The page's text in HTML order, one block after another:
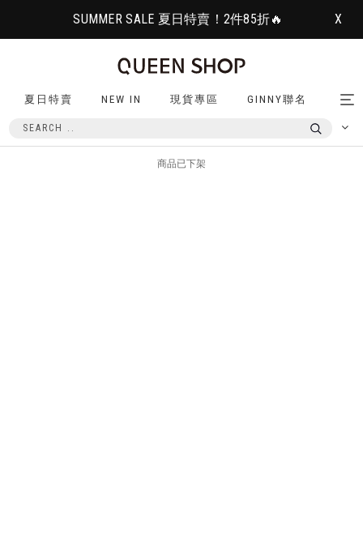
SUMMER SALE 夏日特賣！2件85折🔥 X
夏日特賣 NEW IN 現貨專區 GINNY聯名
商品已下架